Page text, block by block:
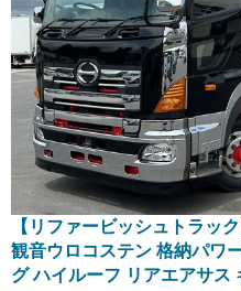
【リファービッシュトラッ
観音ウロコステン 格納パワ
グ ハイルーフ リアエアサス